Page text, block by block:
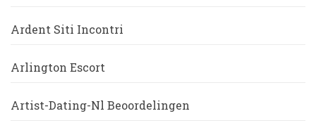
Ardent Siti Incontri
Arlington Escort
Artist-Dating-Nl Beoordelingen